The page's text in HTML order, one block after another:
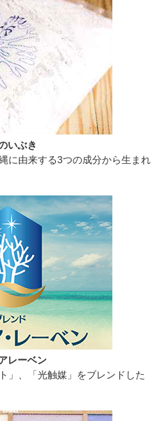
いぶき
に由来する3つの成分から生まれ
レーベン
」、「光触媒」をブレンドした